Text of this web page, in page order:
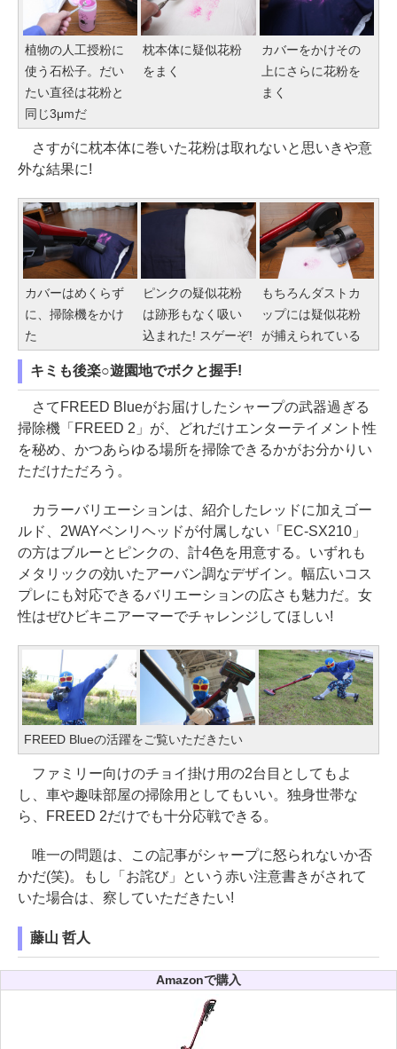
植物の人工授粉に
使う石松子。だい
たい直径は花粉と
同じ3μmだ
枕本体に疑似花粉
をまく
カバーをかけその
上にさらに花粉を
まく
さすがに枕本体に巻いた花粉は取れないと思いきや意
外な結果に!
カバーはめくらず
に、掃除機をかけ
た
ピンクの疑似花粉
は跡形もなく吸い
込まれた! スゲーぞ!
もちろんダストカ
ップには疑似花粉
が捕えられている
キミも後楽○遊園地でボクと握手!
さてFREED Blueがお届けしたシャープの武器過ぎる
掃除機「FREED 2」が、どれだけエンターテイメント性
を秘め、かつあらゆる場所を掃除できるかがお分かりい
ただけただろう。
カラーバリエーションは、紹介したレッドに加えゴー
ルド、2WAYベンリヘッドが付属しない「EC-SX210」
の方はブルーとピンクの、計4色を用意する。いずれも
メタリックの効いたアーバン調なデザイン。幅広いコス
プレにも対応できるバリエーションの広さも魅力だ。女
性はぜひビキニアーマーでチャレンジしてほしい!
FREED Blueの活躍をご覧いただきたい
ファミリー向けのチョイ掛け用の2台目としてもよ
し、車や趣味部屋の掃除用としてもいい。独身世帯な
ら、FREED 2だけでも十分応戦できる。
唯一の問題は、この記事がシャープに怒られないか否
かだ(笑)。もし「お詫び」という赤い注意書きがされて
いた場合は、察していただきたい!
藤山 哲人
Amazonで購入